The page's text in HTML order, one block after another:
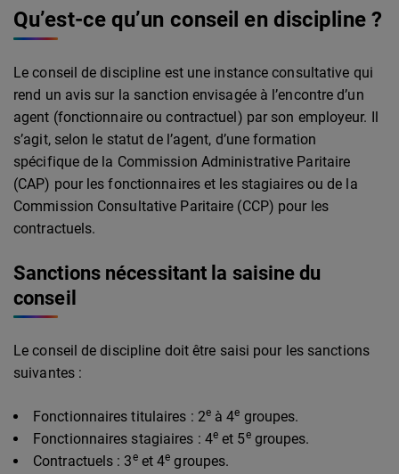
Qu’est-ce qu’un conseil en discipline ?
Le conseil de discipline est une instance consultative qui
rend un avis sur la sanction envisagée à l’encontre d’un
agent (fonctionnaire ou contractuel) par son employeur. Il
s’agit, selon le statut de l’agent, d’une formation
spécifique de la Commission Administrative Paritaire
(CAP) pour les fonctionnaires et les stagiaires ou de la
Commission Consultative Paritaire (CCP) pour les
contractuels.
Sanctions nécessitant la saisine du
conseil
Le conseil de discipline doit être saisi pour les sanctions
suivantes :
Fonctionnaires titulaires : 2e à 4e groupes.
Fonctionnaires stagiaires : 4e et 5egroupes.
Contractuels : 3eet 4e groupes.